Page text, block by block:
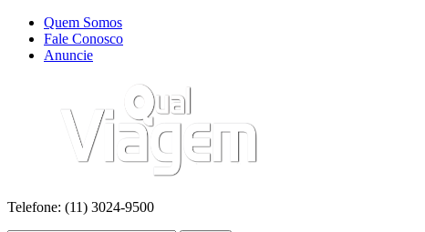
Quem Somos
Fale Conosco
Anuncie
Telefone: (11) 3024-9500